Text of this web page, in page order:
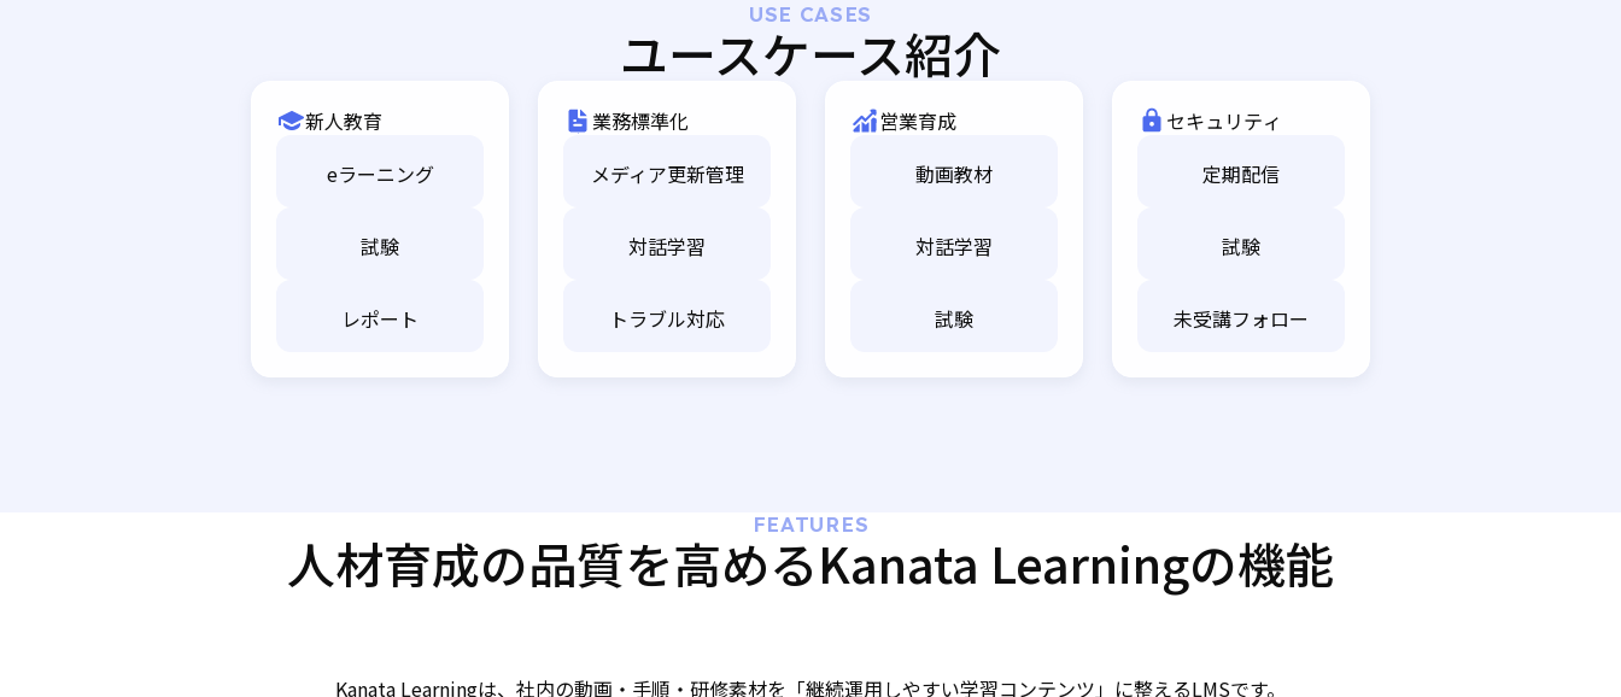
USE CASES
ユースケース紹介
新人教育
eラーニング
試験
レポート
業務標準化
メディア更新管理
対話学習
トラブル対応
営業育成
動画教材
対話学習
試験
セキュリティ
定期配信
試験
未受講フォロー
FEATURES
人材育成の品質を高めるKanata Learningの機能
Kanata Learningは、社内の動画・手順・研修素材を「継続運用しやすい学習コンテンツ」に整えるLMSです。